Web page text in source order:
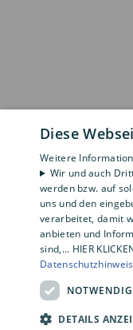
Diese
Weitere
Wir und auch
werden bzw. auf
uns und den
verarbeitet, damit
anbieten und
sind,... HIER
DETAILS